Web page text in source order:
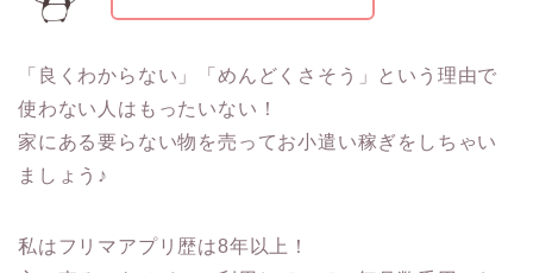
「良くわからない」「めんどくさそう」という理由で
使わない人はもったいない！
家にある要らない物を売ってお小遣い稼ぎをしちゃい
ましょう♪
私はフリマアプリ歴は8年以上！